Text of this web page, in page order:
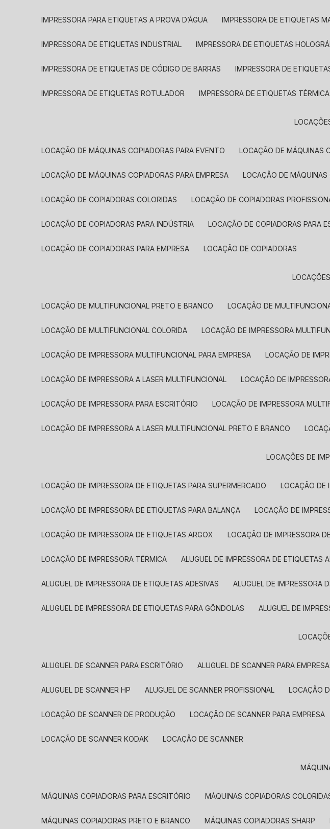
IMPRESSORA PARA ETIQUETAS A PROVA D’ÁGUA IMPRESSORA DE ETIQUETAS
IMPRESSORA DE ETIQUETAS INDUSTRIAL IMPRESSORA DE ETIQUETAS
IMPRESSORA DE ETIQUETAS DE CÓDIGO DE BARRAS IMPRESSORA DE
IMPRESSORA DE ETIQUETAS ROTULADOR IMPRESSORA DE ETIQUETAS TÉRMICA
LOCAÇÃO DE MÁQUINAS COPIADORAS PARA EVENTO LOCAÇÃO DE MÁQUINAS
LOCAÇÃO DE MÁQUINAS COPIADORAS PARA EMPRESA LOCAÇÃO DE
LOCAÇÃO DE COPIADORAS COLORIDAS LOCAÇÃO DE COPIADORAS
LOCAÇÃO DE COPIADORAS PARA INDÚSTRIA LOCAÇÃO DE COPIADORAS PARA
LOCAÇÃO DE COPIADORAS PARA EMPRESA LOCAÇÃO DE COPIADORAS
LOCAÇÃO DE MULTIFUNCIONAL PRETO E BRANCO LOCAÇÃO DE
LOCAÇÃO DE MULTIFUNCIONAL COLORIDA LOCAÇÃO DE IMPRESSORA
LOCAÇÃO DE IMPRESSORA MULTIFUNCIONAL PARA EMPRESA LOCAÇÃO DE
LOCAÇÃO DE IMPRESSORA A LASER MULTIFUNCIONAL LOCAÇÃO DE
LOCAÇÃO DE IMPRESSORA PARA ESCRITÓRIO LOCAÇÃO DE IMPRESSORA
LOCAÇÃO DE IMPRESSORA A LASER MULTIFUNCIONAL PRETO E BRANCO
LOCAÇÕES DE
LOCAÇÃO DE IMPRESSORA DE ETIQUETAS PARA SUPERMERCADO LOCAÇÃO
LOCAÇÃO DE IMPRESSORA DE ETIQUETAS PARA BALANÇA LOCAÇÃO DE
LOCAÇÃO DE IMPRESSORA DE ETIQUETAS ARGOX LOCAÇÃO DE IMPRESSORA
LOCAÇÃO DE IMPRESSORA TÉRMICA ALUGUEL DE IMPRESSORA DE ETIQUETAS
ALUGUEL DE IMPRESSORA DE ETIQUETAS ADESIVAS ALUGUEL DE IMPRESSORA
ALUGUEL DE IMPRESSORA DE ETIQUETAS PARA GÔNDOLAS ALUGUEL DE
ALUGUEL DE SCANNER PARA ESCRITÓRIO ALUGUEL DE SCANNER PARA EMPRESA
ALUGUEL DE SCANNER HP ALUGUEL DE SCANNER PROFISSIONAL LOCAÇÃO
LOCAÇÃO DE SCANNER DE PRODUÇÃO LOCAÇÃO DE SCANNER PARA EMPRESA
LOCAÇÃO DE SCANNER KODAK LOCAÇÃO DE SCANNER
MÁQUINAS COPIADORAS PARA ESCRITÓRIO MÁQUINAS COPIADORAS
MÁQUINAS COPIADORAS PRETO E BRANCO MÁQUINAS COPIADORAS SHARP